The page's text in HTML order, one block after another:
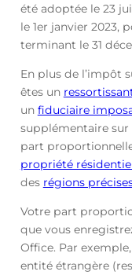
été adoptée le 23
le 1er janvier 2023,
terminant le 31
En plus de l’impôt
êtes un
un fiduciaire
supplémentaire
part
propriété
des régions
Votre part
que vous
Office. Par
entité étrangère